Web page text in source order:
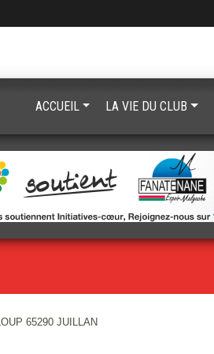
65290 JUILLAN
ACCUEIL LA VIE DU CLUB